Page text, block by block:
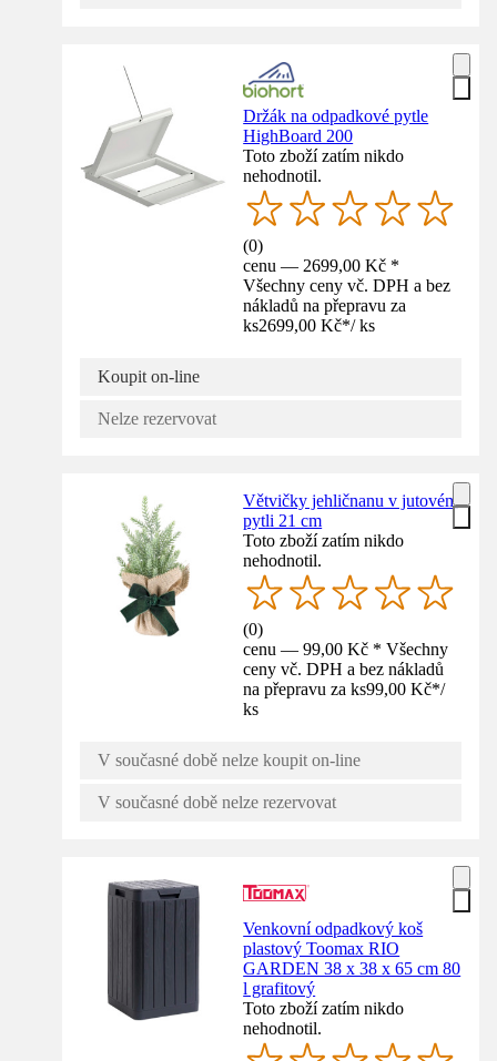
Držák na odpadkové pytle
HighBoard 200
Toto zboží zatím nikdo
nehodnotil.
(0)
cenu — 2699,00 Kč *
Všechny ceny vč. DPH a bez
nákladů na přepravu za
ks2699,00 Kč*/ ks
Koupit on-line
Nelze rezervovat
Větvičky jehličnanu v jutovém
pytli 21 cm
Toto zboží zatím nikdo
nehodnotil.
(0)
cenu — 99,00 Kč * Všechny
ceny vč. DPH a bez nákladů
na přepravu za ks99,00 Kč*/
ks
V současné době nelze koupit on-line
V současné době nelze rezervovat
Venkovní odpadkový koš
plastový Toomax RIO
GARDEN 38 x 38 x 65 cm 80
l grafitový
Toto zboží zatím nikdo
nehodnotil.